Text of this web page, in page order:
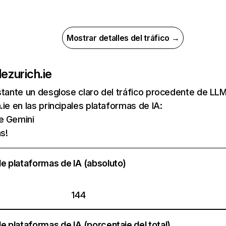
Mostrar detalles del tráfico →
zurich.ie
un desglose claro del tráfico procedente de
en las principales plataformas de IA:
Gemini
plataformas de IA (absoluto)
144